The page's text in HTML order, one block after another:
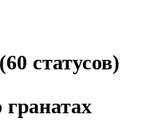
статусов)